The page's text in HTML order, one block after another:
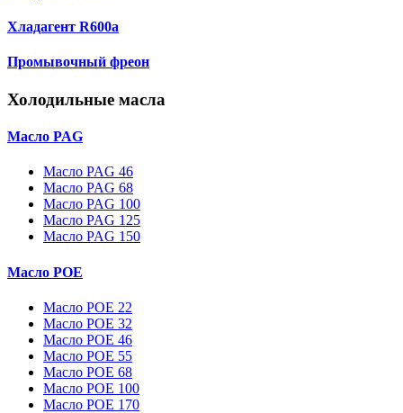
Хладагент R600a
Промывочный фреон
Холодильные масла
Масло PAG
Масло PAG 46
Масло PAG 68
Масло PAG 100
Масло PAG 125
Масло PAG 150
Масло POE
Масло POE 22
Масло POE 32
Масло POE 46
Масло POE 55
Масло POE 68
Масло POE 100
Масло POE 170